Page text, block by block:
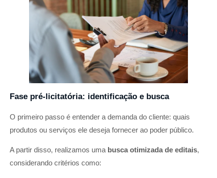
Fase pré-licitatória: identificação e busca
O primeiro passo é entender a demanda do cliente: quais
produtos ou serviços ele deseja fornecer ao poder público.
A partir disso, realizamos uma busca otimizada de editais,
considerando critérios como: